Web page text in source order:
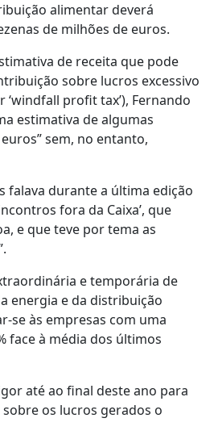
alimentar deverá
de milhões de euros.
de receita que pode
sobre lucros excessivo
profit tax’), Fernando
estimativa de algumas
sem, no entanto,
falava durante a última edição
fora da Caixa’, que
e que teve por tema as
e temporária de
energia e da distribuição
se às empresas com uma
face à média dos últimos
até ao final deste ano para
os lucros gerados o